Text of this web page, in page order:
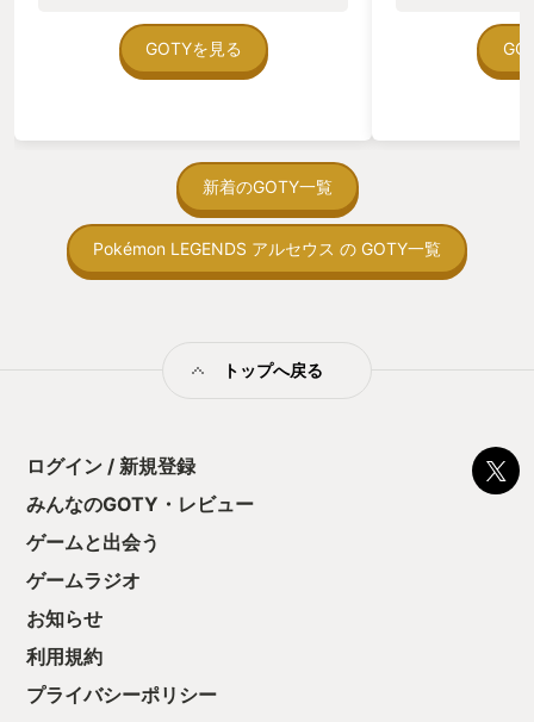
GOTYを見る
ていた。 ただ
在を知ってから
う。気になる。
トコンベアの配
ん！このゲーム
向けか？という
型のローグライ
をクリアしたら
う気持ちを揺る
新着のGOTY一覧
Pokémon LEGENDS アルセウス の GOTY一覧
トップへ戻る
ログイン / 新規登録
みんなのGOTY・レビュー
ゲームと出会う
ゲームラジオ
お知らせ
利用規約
プライバシーポリシー